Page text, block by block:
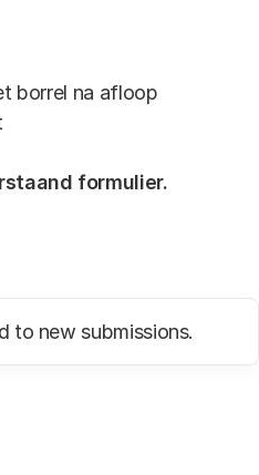
borrel na afloop
formulier.
to new submissions.